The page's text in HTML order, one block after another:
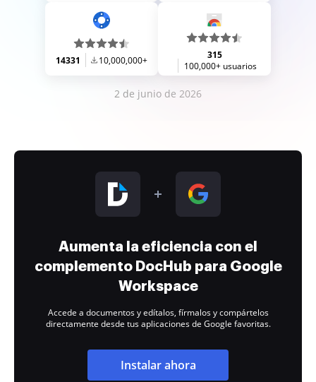
14331 10,000,000+
315
100,000+ usuarios
2 de junio de 2026
Aumenta la eficiencia con el
complemento DocHub para Google
Workspace
Accede a documentos y edítalos, fírmalos y compártelos
directamente desde tus aplicaciones de Google favoritas.
Instalar ahora